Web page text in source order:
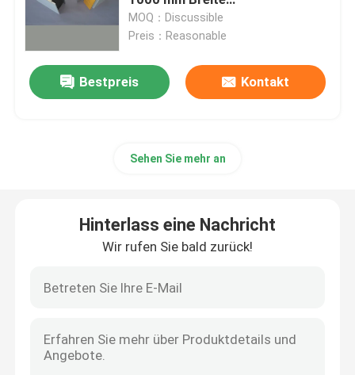
Akustische Sandwich-Platte
Metallfassadenelemente
Stahlblech-Spule
Faltbares Behälter-Haus
Geräuschreduzierung
MOQ：Discussible
Preis：Reasonable
Bestpreis Kontakt
Sehen Sie mehr an
Hinterlass eine Nachricht
Wir rufen Sie bald zurück!